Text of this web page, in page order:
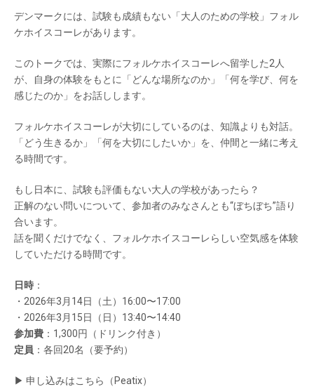
デンマークには、試験も成績もない「大人のための学校」フォル
ケホイスコーレがあります。
このトークでは、実際にフォルケホイスコーレへ留学した2人
が、自身の体験をもとに「どんな場所なのか」「何を学び、何を
感じたのか」をお話しします。
フォルケホイスコーレが大切にしているのは、知識よりも対話。
「どう生きるか」「何を大切にしたいか」を、仲間と一緒に考え
る時間です。
もし日本に、試験も評価もない大人の学校があったら？
正解のない問いについて、参加者のみなさんとも“ぼちぼち”語り
合います。
話を聞くだけでなく、フォルケホイスコーレらしい空気感を体験
していただける時間です。
日時 ：
・2026年3月14日（土）16:00〜17:00
・2026年3月15日（日）13:40〜14:40
参加費 ：1,300円（ドリンク付き）
定員 ：各回20名（要予約）
▶︎ 申し込みはこちら（Peatix）